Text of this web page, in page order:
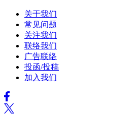
关于我们
常见问题
关注我们
联络我们
广告联络
投函/投稿
加入我们